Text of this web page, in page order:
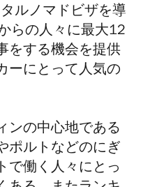
ルノマドビザを導
らの人々に最大12
をする機会を提供
ーにとって人気の
ンの中心地である
ポルトなどのにぎ
で働く人々にとっ